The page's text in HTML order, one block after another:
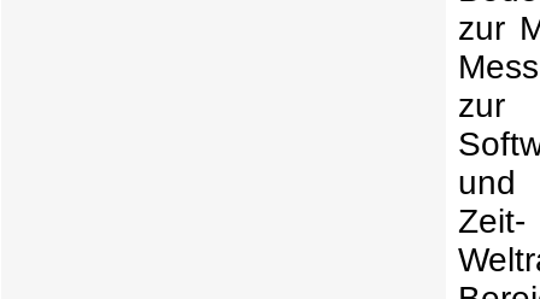
zur
zur
und